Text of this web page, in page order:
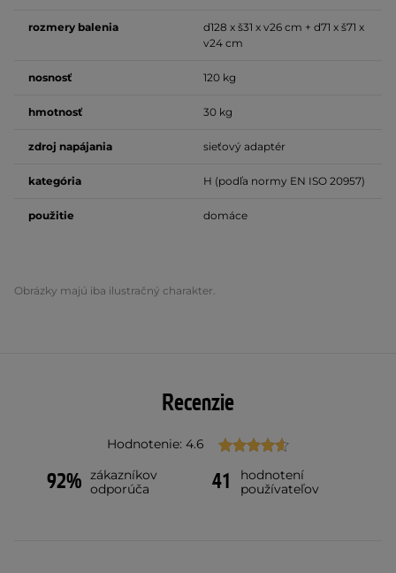
rozmery balenia
d128 x š31 x v26 cm + d71 x š71 x
v24 cm
nosnosť 120 kg
hmotnosť 30 kg
zdroj napájania sieťový adaptér
kategória H (podľa normy EN ISO 20957)
použitie domáce
Obrázky majú iba ilustračný charakter.
Recenzie
Hodnotenie: 4.6
92% zákazníkov
odporúča
41
hodnotení
používateľov